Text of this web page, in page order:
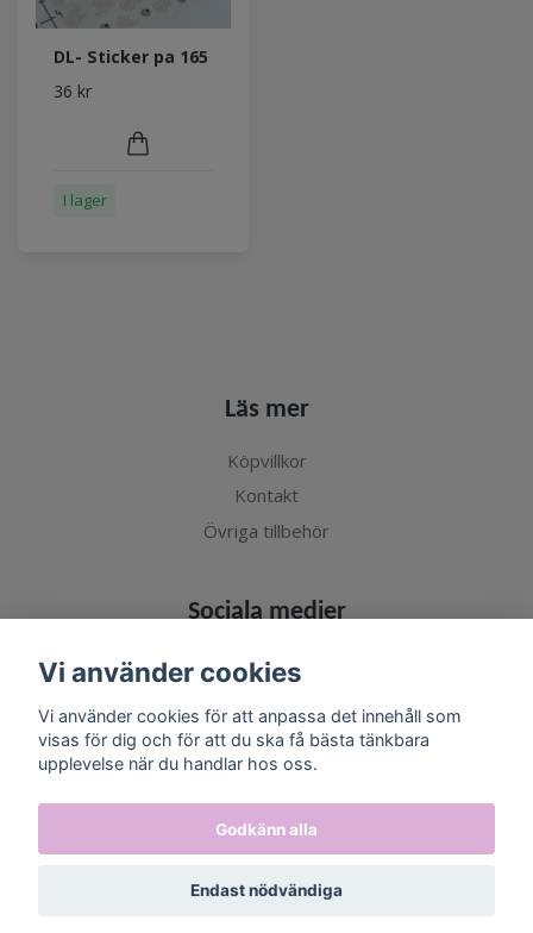
DL- Sticker pa 165
36 kr
I lager
Läs mer
Köpvillkor
Kontakt
Övriga tillbehör
Sociala medier
Prenumerera på vårt nyhetsbrev
Vi använder cookies
Vi använder cookies för att anpassa det innehåll som
visas för dig och för att du ska få bästa tänkbara
upplevelse när du handlar hos oss.
Godkänn alla
Endast nödvändiga